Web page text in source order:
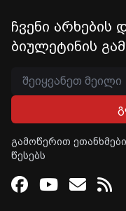
ჩვენი არხების
ბიულეტინის
გამოწერით
წესებს
Facebook
Youtube
Email
RSS